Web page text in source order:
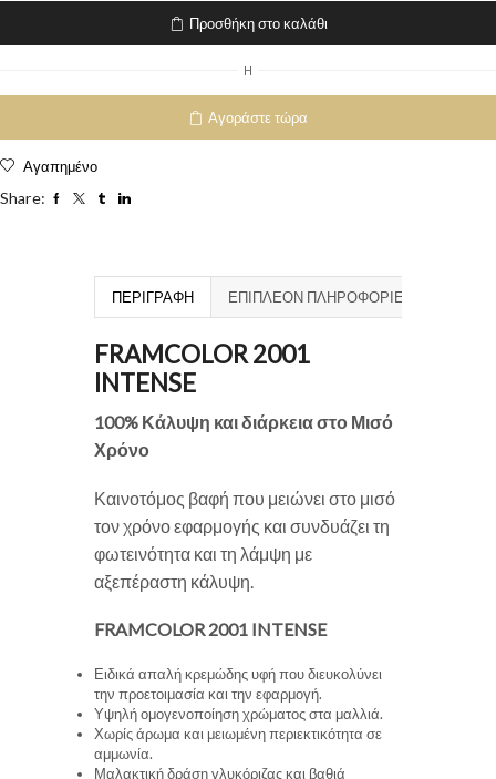
Προσθήκη στο καλάθι
H
Αγοράστε τώρα
Αγαπημένο
Share:
ΠΕΡΙΓΡΑΦΉ ΕΠΙΠΛΈΟΝ ΠΛΗΡΟΦΟΡΊΕΣ
FRAMCOLOR 2001
INTENSE
100% Κάλυψη και διάρκεια στο Μισό
Χρόνο
Καινοτόμος βαφή που μειώνει στο μισό
τον χρόνο εφαρμογής και συνδυάζει τη
φωτεινότητα και τη λάμψη με
αξεπέραστη κάλυψη.
FRAMCOLOR 2001 INTENSE
Ειδικά απαλή κρεμώδης υφή που διευκολύνει
την προετοιμασία και την εφαρμογή.
Υψηλή ομογενοποίηση χρώματος στα μαλλιά.
Χωρίς άρωμα και μειωμένη περιεκτικότητα σε
αμμωνία.
Μαλακτική δράση γλυκόριζας και βαθιά